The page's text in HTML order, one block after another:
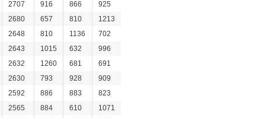
2707 916 866
925
2680 657 810
1213
2648 810 1136
702
2643 1015 632
996
2632 1260 681
691
2630 793 928
909
2592 886 883
823
2565 884 610
1071